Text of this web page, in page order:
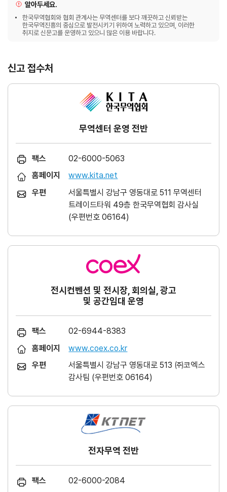
알아두세요.
한국무역협회와 협회 관계사는 무역센터를 보다 깨끗하고 신뢰받는
한국무역진흥의 중심으로 발전시키기 위하여 노력하고 있으며, 이러한
취지로 신문고를 운영하고 있으니 많은 이용 바랍니다.
신고 접수처
무역센터 운영 전반
팩스
02-6000-5063
홈페이지
www.kita.net
우편
서울특별시 강남구 영동대로 511 무역센터
트레이드타워 49층 한국무역협회 감사실
(우편번호 06164)
전시컨벤션 및 전시장, 회의실, 광고
및 공간임대 운영
팩스
02-6944-8383
홈페이지
www.coex.co.kr
우편
서울특별시 강남구 영동대로 513 ㈜코엑스
감사팀 (우편번호 06164)
전자무역 전반
팩스
02-6000-2084